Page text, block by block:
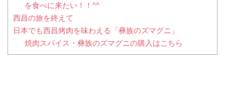
を食べに来たい！！^^
西昌の旅を終えて
日本でも西昌烤肉を味わえる「彝族のズマグニ」
焼肉スパイス・彝族のズマグニの購入はこちら